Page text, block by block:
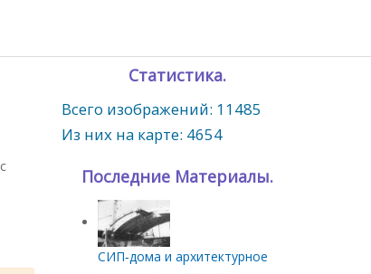
Статистика.
Всего изображений: 11485
Из них на карте: 4654
Последние Материалы.
СИП‑дома и архитектурное